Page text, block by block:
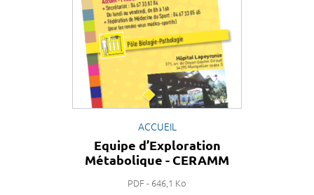
ACCUEIL
Equipe d’Exploration
Métabolique - CERAMM
PDF - 646,1 Ko